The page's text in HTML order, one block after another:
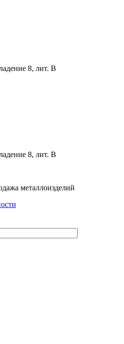
8, лит. В
8, лит. В
металлоизделий